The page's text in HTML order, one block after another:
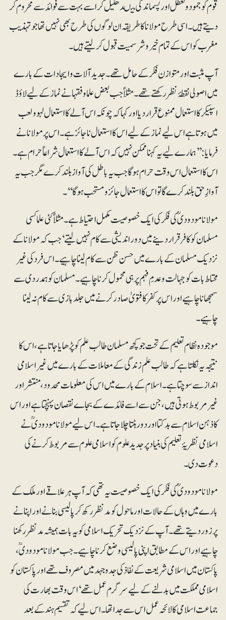
قوم کو جمود و تعطل اور پسماندگی میںدھکیل کر اسے بہت سے فوائد سے محروم کر
دیتے ہیں۔ اسی طرح مولانا کا طریقہ ان لوگوں کی طرح بھی نہیں تھا جو تہذیب
مغرب کو اس کے تمام خیر و شر سمیت قبول کر لیتے ہیں۔
آپ مثبت اور متوازن فکر کے حامل تھے۔ جدید آلات و ایجادات کے بارے
میں اصولی نقطۂ نظر رکھتے تھے۔ مثلاً جب بعض علما و فقہا نے نماز کے لیے لاؤڈ
اسپیکر کا استعمال ممنوع قرار دیا اور کہا کہ چونکہ اس آلے کا استعمال لہو و لعب
میں ہوتا ہے اس لیے نماز کے لیے اس کا استعمال ناجائز ہے۔ اس پر مولانا نے
فرمایا: ’’ہمارے لیے یہ کہنا ممکن نہیں کہ اس آلے کا استعمال شراعاً حرام ہے۔
اس کا استعمال اس وقت حرام ہو گا جب یہ باطل کی آواز بلند کرے مگر جب یہ
آوازِ حق بلند کرے گا تو اس کا استعمال جائز و مستحب ہو گا‘‘۔
مولانا مودودیؒ کی فکر کی ایک خصوصیت مکمل احتیاط ہے۔ مثلاً کئی علما کسی
مسلمان کو کافر قرار دینے میں دور اندیشی سے کام نہیں لیتے‘جب کہ مولانا کے
نزدیک مسلمان کے بارے میں حسن ظن سے کام لینا چاہیے۔ اس فرد کی غیر
محتاط بات کو جہالت و عدمِ فہم پر ہی محمول کرنا چاہیے۔ مسلمان کو ہمدردی سے
سمجھانا چاہیے اور اس پر کفر کا فتویٰ صادر کرنے میں جلد بازی سے کام نہ لینا
چاہیے۔
موجودہ نظام تعلیم کے تحت جو کچھ مسلمان طالب علم کو پڑھایا جاتا ہے، اس کا
نتیجہ یہ نکلتا ہے کہ طالب علم زندگی کے معاملات کے بارے میں غیر اسلامی
انداز سے سوچتا ہے۔ اسلام کے بارے میں اس کی معلومات محدود، منتشر اور
غیر مربوط ہوتی ہیں، جن سے اسے فائدے کے بجاے نقصان پہنچتا ہے اور اس
کا ذہن اسلام سے بدکتا اور دور ہٹتا چلا جاتا ہے۔ اس لیے مولانا مودودیؒ نے
اسلامی نظریۂ تعلیم کی بنیاد پر جدید علوم کو اسلامی علوم سے مربوط کرنے کی
دعوت دی۔
مولانا مودودیؒ کی فکر کی ایک خصوصیت یہ تھی کہ آپ ہر علاقے اور ملک کے
بارے میں وہاں کے حالات اور ماحول کو مدنظر رکھ کر پالیسی بنانے اور اپنانے
پر زور دیتے تھے۔ آپ کے نزدیک تحریک اسلامی کو یہ بات ہمیشہ مدنظر رکھنا
چاہیے اور اس کے مطابق اپنی پالیسی وضع کرنا چاہیے۔ جب مولانا مودودیؒ،
پاکستان میں اسلامی شریعت کے نفاذ کی جدوجہد میں مصروف تھے اور پاکستان کو
اسلامی مملکت میں بدلنے کے لیے سرگرم عمل تھے‘ اس وقت بھارت کی
جماعت اسلامی کا لائحہ عمل اس سے جدا تھا۔ اس لیے کہ تقسیم ہند کے بعد